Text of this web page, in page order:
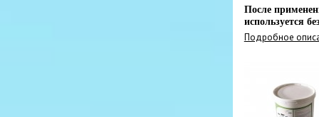
После
используется
Подробное